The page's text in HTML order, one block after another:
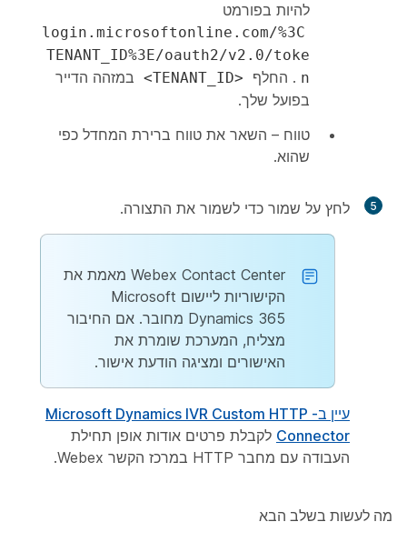
להיות בפורמט
login.microsoftonline.com/%3C
TENANT_ID%3E/oauth2/v2.0/toke
n . החלף <TENANT_ID>
במזהה הדייר
בפועל שלך.
טווח – השאר את טווח ברירת המחדל כפי
שהוא.
5 לחץ על שמור כדי לשמור את התצורה.
Webex Contact Center מאמת את
הקישוריות ליישום Microsoft
Dynamics 365 מחובר. אם החיבור
מצליח, המערכת שומרת את
האישורים ומציגה הודעת אישור.
עיין ב- Microsoft Dynamics IVR Custom HTTP
Connector לקבלת פרטים אודות אופן תחילת
העבודה עם מחבר HTTP במרכז הקשר Webex.
מה לעשות בשלב הבא